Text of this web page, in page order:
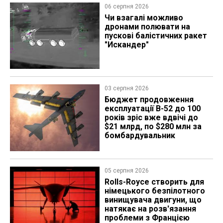
06 серпня 2026
Чи взагалі можливо
дронами полювати на
пускові балістичних ракет
"Искандер"
03 серпня 2026
Бюджет продовження
експлуатації B-52 до 100
років зріс вже вдвічі до
$21 млрд, по $280 млн за
бомбардувальник
05 серпня 2026
Rolls-Royce створить для
німецького безпілотного
винищувача двигуни, що
натякає на розв'язання
проблеми з Францією